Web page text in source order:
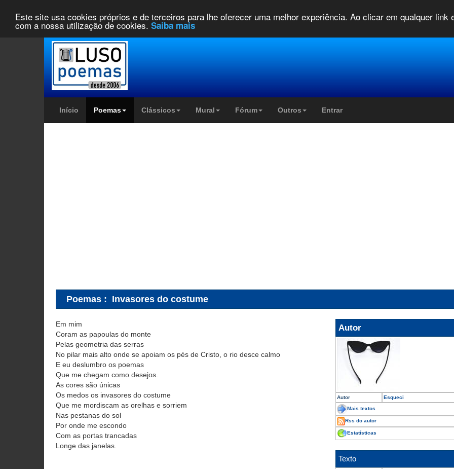
Este site usa cookies próprios e de terceiros para lhe oferecer uma melhor experiência. Ao clicar em qualquer link
com a nossa utilização de cookies. Saiba mais
Início Poemas Clássicos Mural Fórum Outros Entrar
Poemas : Invasores do costume
Em mim
Coram as papoulas do monte
Pelas geometria das serras
No pilar mais alto onde se apoiam os pés de Cristo, o rio desce calmo
E eu deslumbro os poemas
Que me chegam como desejos.
As cores são únicas
Os medos os invasores do costume
Que me mordiscam as orelhas e sorriem
Nas pestanas do sol
Por onde me escondo
Com as portas trancadas
Longe das janelas.
Autor
Autor Esqueci
Mais textos
Rss do autor
Estatísticas
Texto